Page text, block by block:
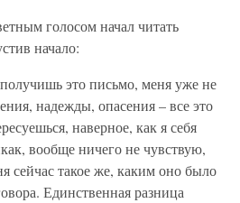
голосом начал читать
начало:
это письмо, меня уже не
надежды, опасения – все это
наверное, как я себя
вообще ничего не чувствую,
сейчас такое же, каким оно было
Единственная разница